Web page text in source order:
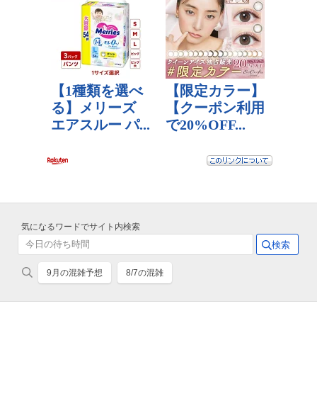
気になるワードでサイト内検索
9月の混雑予想 8/7の混雑